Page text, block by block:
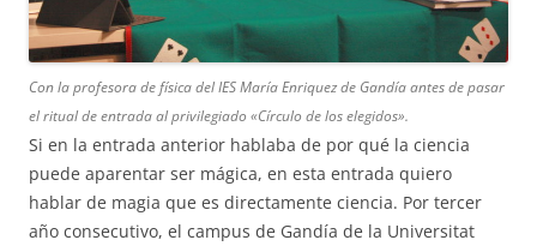
Con la profesora de física del IES María Enriquez de Gandía antes de pasar
el ritual de entrada al privilegiado «Círculo de los elegidos».
Si en la entrada anterior hablaba de por qué la ciencia
puede aparentar ser mágica, en esta entrada quiero
hablar de magia que es directamente ciencia. Por tercer
año consecutivo, el campus de Gandía de la Universitat